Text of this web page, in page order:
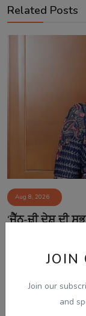
JOIN
Join our
and
Related Posts
Aug 8, 2026
‘ਜੈੱਨ-ਜ਼ੀ ਦੇਸ਼ ਦੀ